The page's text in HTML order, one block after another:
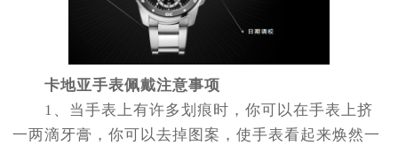
卡地亚手表佩戴注意事项
1、当手表上有许多划痕时，你可以在手表上挤
一两滴牙膏，你可以去掉图案，使手表看起来焕然一